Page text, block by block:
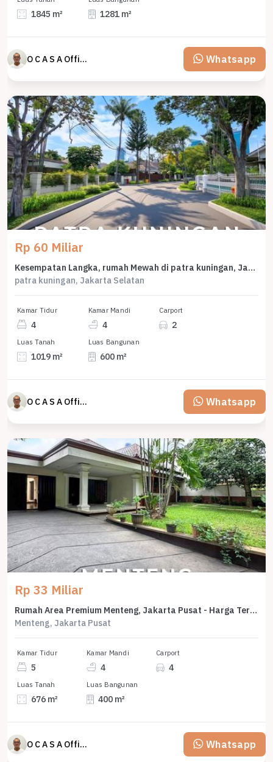
1845 m² 1281 m²
O C A S A Official property perfected Whatsapp
Rp 60 Miliar
Kesempatan Langka, rumah Mewah di patra kuningan, Jakarta Selatan, LB 600m²
patra kuningan, Jakarta Selatan
Kamar Tidur
4
Kamar Mandi
4
Carport
2
Luas Tanah
1019 m²
Luas Bangunan
600 m²
O C A S A Official property perfected Whatsapp
Rp 33 Miliar
Rumah Area Premium Menteng, Jakarta Pusat - Harga Terbaik 33 Miliar
Menteng, Jakarta Pusat
Kamar Tidur
5
Kamar Mandi
4
Carport
4
Luas Tanah
676 m²
Luas Bangunan
400 m²
O C A S A Official property perfected Whatsapp